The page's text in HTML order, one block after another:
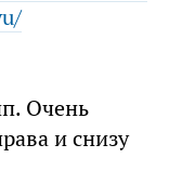
Очень
и снизу